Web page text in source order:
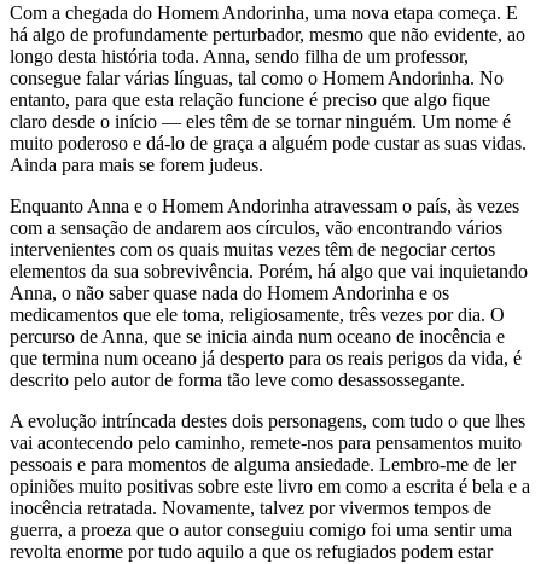
Com a chegada do Homem Andorinha, uma nova etapa começa. E
há algo de profundamente perturbador, mesmo que não evidente, ao
longo desta história toda. Anna, sendo filha de um professor,
consegue falar várias línguas, tal como o Homem Andorinha. No
entanto, para que esta relação funcione é preciso que algo fique
claro desde o início — eles têm de se tornar ninguém. Um nome é
muito poderoso e dá-lo de graça a alguém pode custar as suas vidas.
Ainda para mais se forem judeus.
Enquanto Anna e o Homem Andorinha atravessam o país, às vezes
com a sensação de andarem aos círculos, vão encontrando vários
intervenientes com os quais muitas vezes têm de negociar certos
elementos da sua sobrevivência. Porém, há algo que vai inquietando
Anna, o não saber quase nada do Homem Andorinha e os
medicamentos que ele toma, religiosamente, três vezes por dia. O
percurso de Anna, que se inicia ainda num oceano de inocência e
que termina num oceano já desperto para os reais perigos da vida, é
descrito pelo autor de forma tão leve como desassossegante.
A evolução intríncada destes dois personagens, com tudo o que lhes
vai acontecendo pelo caminho, remete-nos para pensamentos muito
pessoais e para momentos de alguma ansiedade. Lembro-me de ler
opiniões muito positivas sobre este livro em como a escrita é bela e a
inocência retratada. Novamente, talvez por vivermos tempos de
guerra, a proeza que o autor conseguiu comigo foi uma sentir uma
revolta enorme por tudo aquilo a que os refugiados podem estar